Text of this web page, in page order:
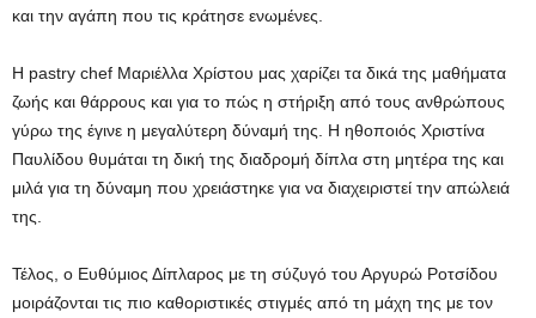
και την αγάπη που τις κράτησε ενωμένες.
Η pastry chef Μαριέλλα Χρίστου μας χαρίζει τα δικά της μαθήματα
ζωής και θάρρους και για το πώς η στήριξη από τους ανθρώπους
γύρω της έγινε η μεγαλύτερη δύναμή της. Η ηθοποιός Χριστίνα
Παυλίδου θυμάται τη δική της διαδρομή δίπλα στη μητέρα της και
μιλά για τη δύναμη που χρειάστηκε για να διαχειριστεί την απώλειά
της.
Τέλος, ο Ευθύμιος Δίπλαρος με τη σύζυγό του Αργυρώ Ροτσίδου
μοιράζονται τις πιο καθοριστικές στιγμές από τη μάχη της με τον